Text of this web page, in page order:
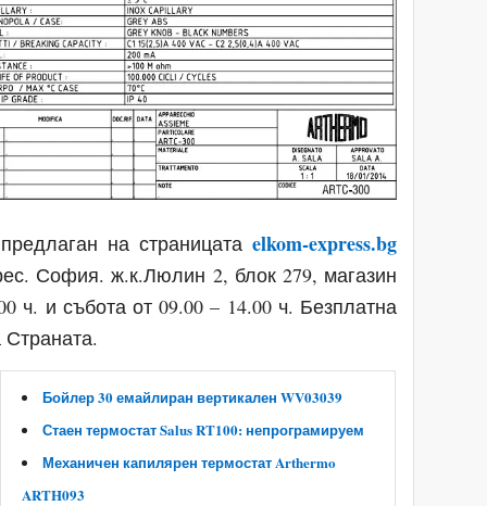
на страницата elkom-express.bg
София. ж.к.Люлин 2, блок 279, магазин
ч. и събота от 09.00 – 14.00 ч. Безплатна
Бойлер 30 емайлиран вертикален WV03039
Стаен термостат Salus RT100: непрограмируем
Механичен капилярен термостат Arthermo
ARTH093